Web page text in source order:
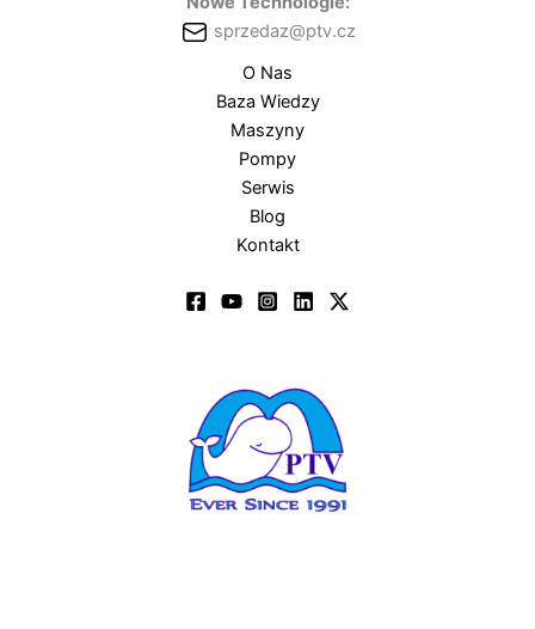
sprzedaz@ptv.cz
O Nas
Baza Wiedzy
Maszyny
Pompy
Serwis
Blog
Kontakt